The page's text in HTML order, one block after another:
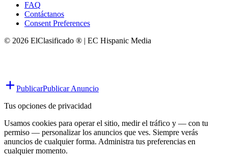
FAQ
Contáctanos
Consent Preferences
© 2026 ElClasificado ® | EC Hispanic Media
PublicarPublicar Anuncio
Tus opciones de privacidad
Usamos cookies para operar el sitio, medir el tráfico y — con tu
permiso — personalizar los anuncios que ves. Siempre verás
anuncios de cualquier forma. Administra tus preferencias en
cualquier momento.